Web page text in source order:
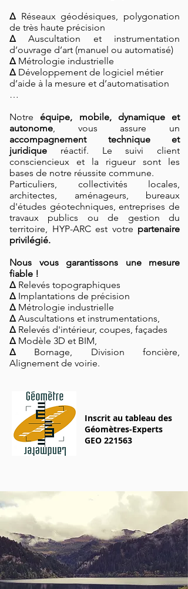
Inscrit au tableau des
Géomètres-Experts
GEO 221563
∆Réseaux géodésiques, polygonation
de très haute précision
∆Auscultation et instrumentation
d’ouvrage d’art (manuel ou automatisé)
∆Métrologie industrielle
∆Développement de logiciel métier
d’aide à la mesure et d’automatisation
…
Notreéquipe, mobile, dynamique et
autonome, vous assure un
accompagnement technique et
juridique réactif. Le suivi client
consciencieux et la rigueur sont les
bases de notre réussite commune.
Particuliers, collectivités locales,
architectes, aménageurs, bureaux
d'études géotechniques, entreprises de
travaux publics ou de gestion du
territoire, HYP-ARC est votre partenaire
privilégié.
Nous vous garantissons une mesure
fiable !
∆Relevés topographiques
∆Implantations de précision
∆Métrologie industrielle
∆Auscultations et instrumentations,
∆Relevés d'intérieur, coupes, façades
∆Modèle 3D et BIM,
∆Bornage, Division foncière,
Alignement de voirie.